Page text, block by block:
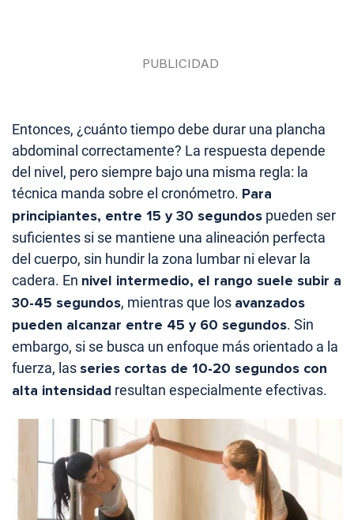
Entonces, ¿cuánto tiempo debe durar una plancha
abdominal correctamente? La respuesta depende
del nivel, pero siempre bajo una misma regla: la
técnica manda sobre el cronómetro. Para
principiantes, entre 15 y 30 segundos pueden ser
suficientes si se mantiene una alineación perfecta
del cuerpo, sin hundir la zona lumbar ni elevar la
cadera. En nivel intermedio, el rango suele subir a
30-45 segundos, mientras que los avanzados
pueden alcanzar entre 45 y 60 segundos. Sin
embargo, si se busca un enfoque más orientado a la
fuerza, las series cortas de 10-20 segundos con
alta intensidad resultan especialmente efectivas.